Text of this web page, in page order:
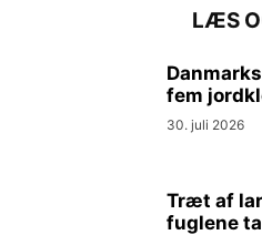
LÆS
fem
30. juli 2026
Træt af
fuglene